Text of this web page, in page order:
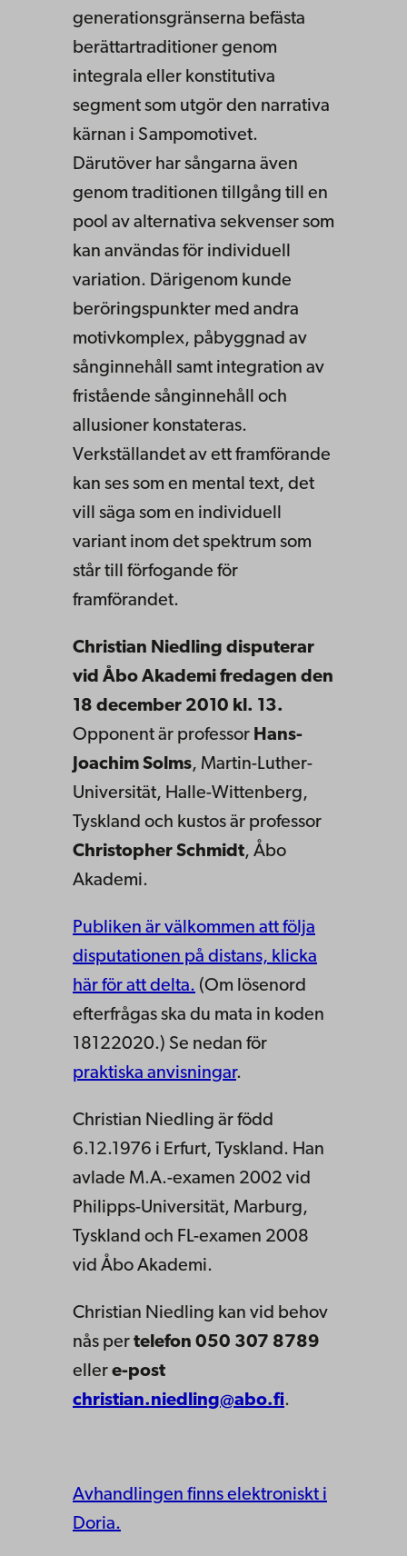
generationsgränserna befästa
berättartraditioner genom
integrala eller konstitutiva
segment som utgör den narrativa
kärnan i Sampomotivet.
Därutöver har sångarna även
genom traditionen tillgång till en
pool av alternativa sekvenser som
kan användas för individuell
variation. Därigenom kunde
beröringspunkter med andra
motivkomplex, påbyggnad av
sånginnehåll samt integration av
fristående sånginnehåll och
allusioner konstateras.
Verkställandet av ett framförande
kan ses som en mental text, det
vill säga som en individuell
variant inom det spektrum som
står till förfogande för
framförandet.
Christian Niedling disputerar
vid Åbo Akademi fredagen den
18 december 2010 kl. 13.
Opponent är professor Hans-
Joachim Solms, Martin-Luther-
Universität, Halle-Wittenberg,
Tyskland och kustos är professor
Christopher Schmidt, Åbo
Akademi.
Publiken är välkommen att följa
disputationen på distans, klicka
här för att delta. (Om lösenord
efterfrågas ska du mata in koden
18122020.) Se nedan för
praktiska anvisningar.
Christian Niedling är född
6.12.1976 i Erfurt, Tyskland. Han
avlade M.A.-examen 2002 vid
Philipps-Universität, Marburg,
Tyskland och FL-examen 2008
vid Åbo Akademi.
Christian Niedling kan vid behov
nås per telefon 050 307 8789
eller e-post
christian.niedling@abo.fi.
Avhandlingen finns elektroniskt i
Doria.